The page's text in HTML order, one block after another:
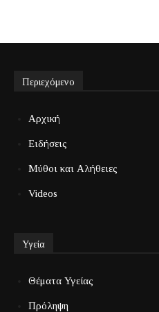
Περιεχόμενο
Αρχική
Ειδήσεις
Μύθοι και Αλήθειες
Videos
Υγεία
Θέματα Υγείας
Πρόληψη